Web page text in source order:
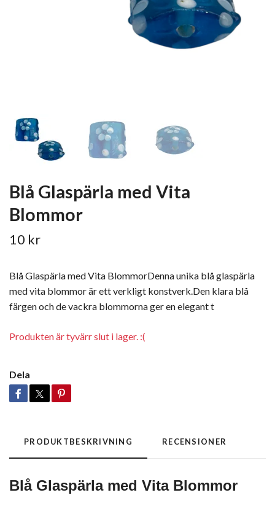
Blå Glaspärla med Vita
Blommor
10 kr
Blå Glaspärla med Vita BlommorDenna unika blå glaspärla
med vita blommor är ett verkligt konstverk.Den klara blå
färgen och de vackra blommorna ger en elegant t
Produkten är tyvärr slut i lager. :(
Dela
PRODUKTBESKRIVNING RECENSIONER
Blå Glaspärla med Vita Blommor